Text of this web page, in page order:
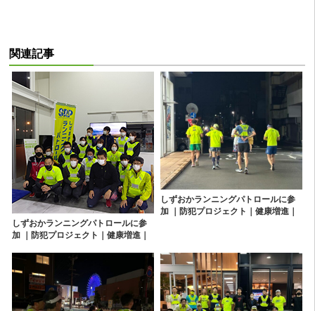
関連記事
しずおかランニングパトロールに参
加 ｜防犯プロジェクト｜健康増進｜
岡｜清水｜沼津｜富士｜三島｜松崎
しずおかランニングパトロールに参
加 ｜防犯プロジェクト｜健康増進｜